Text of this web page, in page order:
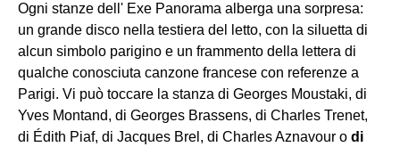
Ogni stanze dell' Exe Panorama alberga una sorpresa:
un grande disco nella testiera del letto, con la siluetta di
alcun simbolo parigino e un frammento della lettera di
qualche conosciuta canzone francese con referenze a
Parigi. Vi può toccare la stanza di Georges Moustaki, di
Yves Montand, di Georges Brassens, di Charles Trenet,
di Édith Piaf, di Jacques Brel, di Charles Aznavour o di